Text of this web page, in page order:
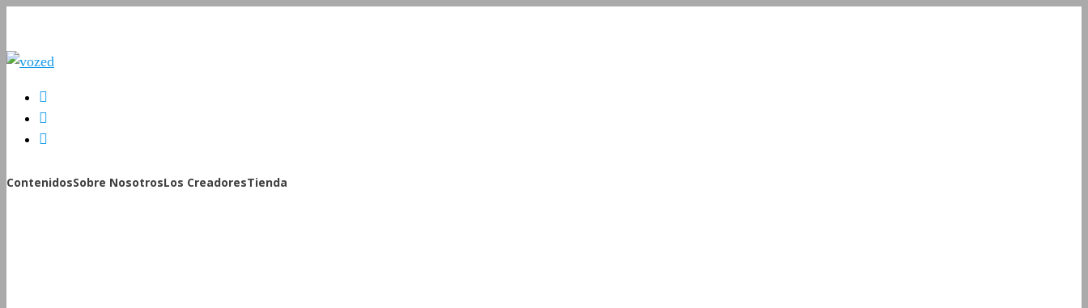
ContenidosSobre NosotrosLos CreadoresTienda